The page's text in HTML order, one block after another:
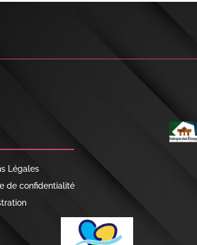
Légales
de confidentialité